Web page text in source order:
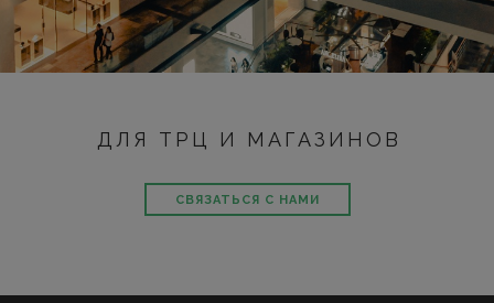
ДЛЯ ТРЦ И МАГАЗИНОВ
СВЯЗАТЬСЯ С НАМИ